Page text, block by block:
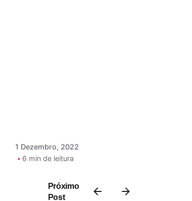
Próximo
Post
1 Dezembro, 2022
6 min de leitura